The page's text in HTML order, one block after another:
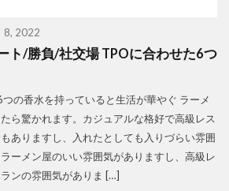
8, 2022
ト/勝負/社交場 TPOに合わせた6つ
の香水を持っていると生活が華やぐ ラーメ
ら驚かれます。カジュアルな格好で高級レス
ありますし、入れたとしても入りづらい雰囲
ーメン屋のいい雰囲気がありますし、高級レ
ンの雰囲気がありま […]